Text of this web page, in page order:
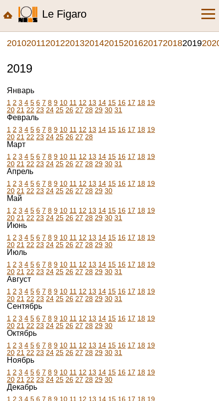
Le Figaro
2010201120122013201420152016201720182019
2019
Январь
1 2 3 4 5 6 7 8 9 10 11 12 13 14 15 16 17 18 19
20 21 22 23 24 25 26 27 28 29 30 31
Февраль
1 2 3 4 5 6 7 8 9 10 11 12 13 14 15 16 17 18 19
20 21 22 23 24 25 26 27 28
Март
1 2 3 4 5 6 7 8 9 10 11 12 13 14 15 16 17 18 19
20 21 22 23 24 25 26 27 28 29 30 31
Апрель
1 2 3 4 5 6 7 8 9 10 11 12 13 14 15 16 17 18 19
20 21 22 23 24 25 26 27 28 29 30
Май
1 2 3 4 5 6 7 8 9 10 11 12 13 14 15 16 17 18 19
20 21 22 23 24 25 26 27 28 29 30 31
Июнь
1 2 3 4 5 6 7 8 9 10 11 12 13 14 15 16 17 18 19
20 21 22 23 24 25 26 27 28 29 30
Июль
1 2 3 4 5 6 7 8 9 10 11 12 13 14 15 16 17 18 19
20 21 22 23 24 25 26 27 28 29 30 31
Август
1 2 3 4 5 6 7 8 9 10 11 12 13 14 15 16 17 18 19
20 21 22 23 24 25 26 27 28 29 30 31
Сентябрь
1 2 3 4 5 6 7 8 9 10 11 12 13 14 15 16 17 18 19
20 21 22 23 24 25 26 27 28 29 30
Октябрь
1 2 3 4 5 6 7 8 9 10 11 12 13 14 15 16 17 18 19
20 21 22 23 24 25 26 27 28 29 30 31
Ноябрь
1 2 3 4 5 6 7 8 9 10 11 12 13 14 15 16 17 18 19
20 21 22 23 24 25 26 27 28 29 30
Декабрь
1 2 3 4 5 6 7 8 9 10 11 12 13 14 15 16 17 18 19